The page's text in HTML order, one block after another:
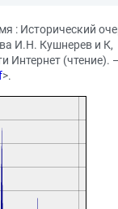
: Исторический
И.Н. Кушнерев и К,
Интернет (чтение).
>.